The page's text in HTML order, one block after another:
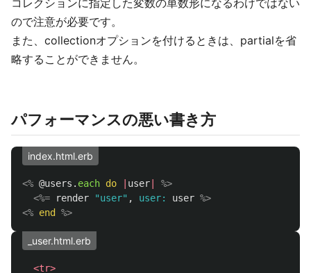
コレクションに指定した変数の単数形になるわけではない
ので注意が必要です。
また、collectionオプションを付けるときは、partialを省
略することができません。
パフォーマンスの悪い書き方
index.html.erb
<% @users . each do user
%>
<%=
render "user" , user: user %>
<% end %>
_user.html.erb
<tr>